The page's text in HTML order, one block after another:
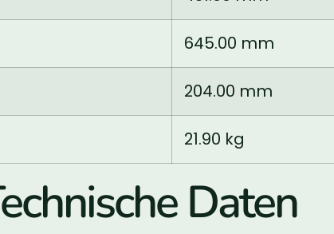
645.00 mm
204.00 mm
21.90 kg
Daten